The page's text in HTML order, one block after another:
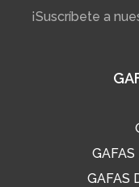
¡Suscríbete a
GAFAS
GAFAS